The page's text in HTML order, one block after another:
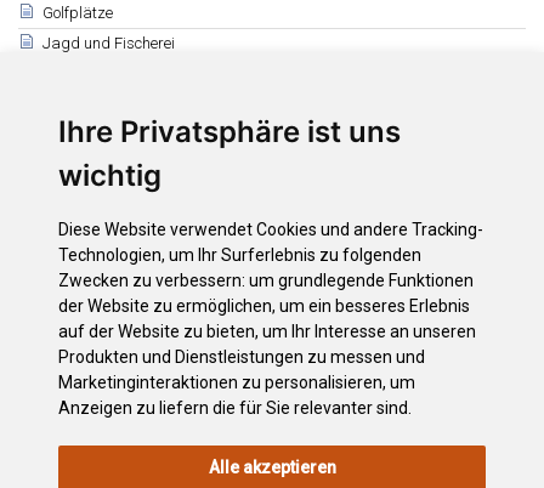
Ihre Privatsphäre ist uns
wichtig
Diese Website verwendet Cookies und andere Tracking-
Technologien, um Ihr Surferlebnis zu folgenden
Zwecken zu verbessern: um grundlegende Funktionen
der Website zu ermöglichen, um ein besseres Erlebnis
auf der Website zu bieten, um Ihr Interesse an unseren
Produkten und Dienstleistungen zu messen und
Marketinginteraktionen zu personalisieren, um
Anzeigen zu liefern die für Sie relevanter sind
Alle akzeptieren
Golfplätze
Jagd und Fischerei
Der Besuch des Nationalparks
Genehmigungen für Aktivitäten im Teide-Nationalpark
Besucherzentren
Schutzhütte von Altavista
Nationaler Hotel - Parador
Skulptur in Erinnerung an Telesforo Bravo
Observatorium des El Teide
Interpretationstabellen mit astro-vulkanischen Themen